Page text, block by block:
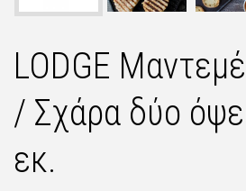
LODGE
/ Σχάρα δύο
εκ.